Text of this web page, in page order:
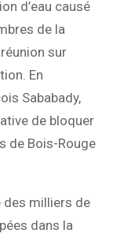
d’eau causé
de la
sur
En
Sababady,
de bloquer
de Bois-Rouge
des milliers de
dans la